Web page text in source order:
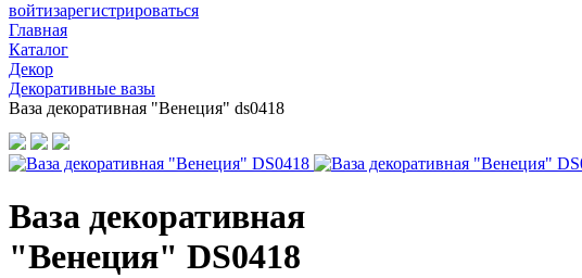
войтизарегистрироваться
Главная
Каталог
Декор
Декоративные вазы
Ваза декоративная "Венеция" ds0418
Ваза декоративная
"Венеция" DS0418